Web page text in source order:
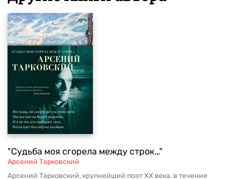
"Судьба моя сгорела между строк…"
Арсений Тарковский
Арсений Тарковский, крупнейший поэт ХХ века, в течение